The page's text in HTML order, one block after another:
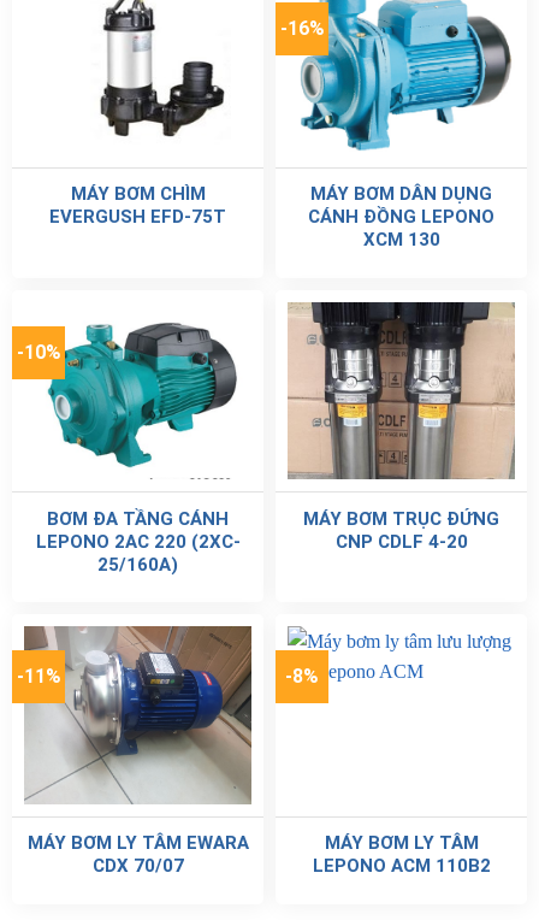
MÁY BƠM CHÌM
EVERGUSH EFD-75T
-16%
MÁY BƠM DÂN DỤNG
CÁNH ĐỒNG LEPONO
XCM 130
-10%
BƠM ĐA TẦNG CÁNH
LEPONO 2AC 220 (2XC-
25/160A)
MÁY BƠM TRỤC ĐỨNG
CNP CDLF 4-20
-11%
MÁY BƠM LY TÂM EWARA
CDX 70/07
-8%
MÁY BƠM LY TÂM
LEPONO ACM 110B2